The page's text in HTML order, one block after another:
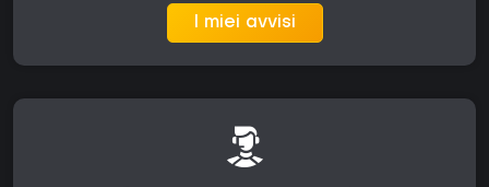
I miei avvisi